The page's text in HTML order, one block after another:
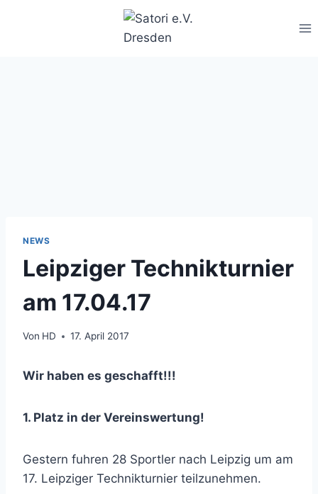
NEWS
Leipziger Technikturnier
am 17.04.17
Von HD 17. April 2017
Wir haben es geschafft!!!
1. Platz in der Vereinswertung!
Gestern fuhren 28 Sportler nach Leipzig um am
17. Leipziger Technikturnier teilzunehmen.